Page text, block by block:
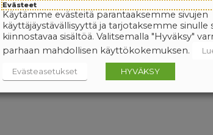
Evästeet
Käytämme evästeitä parantaaksemme sivujen
käyttäjäystävällisyyttä ja tarjotaksemme sinulle
kiinnostavaa sisältöä. Valitsemalla "Hyväksy"
parhaan mahdollisen käyttökokemuksen.
Evästeasetukset HYVÄKSY